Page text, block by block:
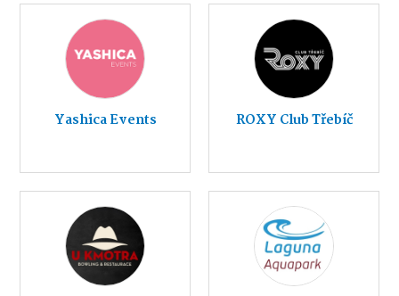
Yashica Events ROXY Club Třebíč